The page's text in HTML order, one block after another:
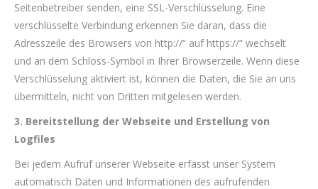
Seitenbetreiber senden, eine SSL-Verschlüsselung. Eine
verschlüsselte Verbindung erkennen Sie daran, dass die
Adresszeile des Browsers von http://“ auf https://“ wechselt
und an dem Schloss-Symbol in Ihrer Browserzeile. Wenn diese
Verschlüsselung aktiviert ist, können die Daten, die Sie an uns
übermitteln, nicht von Dritten mitgelesen werden.
3. Bereitstellung der Webseite und Erstellung von
Logfiles
Bei jedem Aufruf unserer Webseite erfasst unser System
automatisch Daten und Informationen des aufrufenden